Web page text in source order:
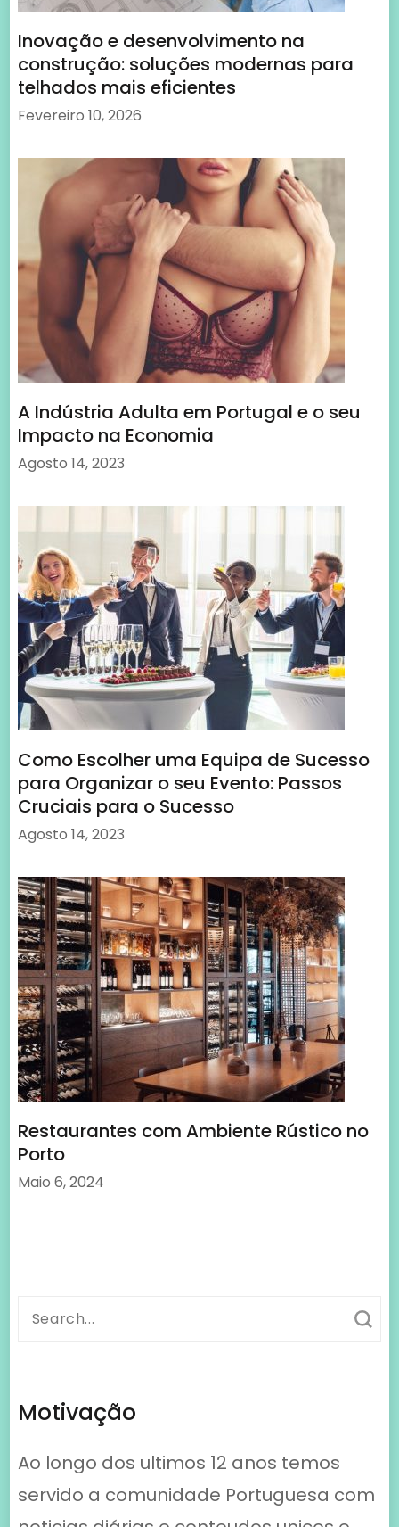
A Indústria Adulta em Portugal e o seu
Impacto na Economia
Agosto 14, 2023
Como Escolher uma Equipa de Sucesso
para Organizar o seu Evento: Passos
Cruciais para o Sucesso
Agosto 14, 2023
Restaurantes com Ambiente Rústico no
Porto
Maio 6, 2024
Search
for:
Motivação
noticias diárias e conteudos unicos e
#Jornal #Portugal #Online #digital
Ultimas Noticias